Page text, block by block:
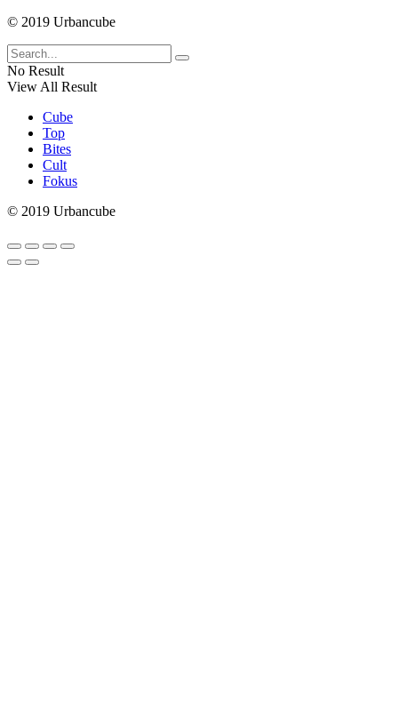
© 2019 Urbancube
No Result
View All Result
Cube
Top
Bites
Cult
Fokus
© 2019 Urbancube